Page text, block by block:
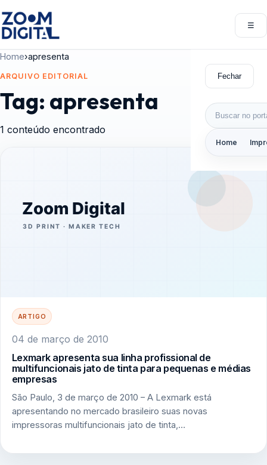
☰
Fechar
Buscar por:
Home
Home›apresenta
ARQUIVO EDITORIAL
Tag: apresenta
1 conteúdo encontrado
ARTIGO
04 de março de 2010
Lexmark apresenta sua linha profissional de
multifuncionais jato de tinta para pequenas e médias
empresas
São Paulo, 3 de março de 2010 – A Lexmark está
apresentando no mercado brasileiro suas novas
impressoras multifuncionais jato de tinta,…